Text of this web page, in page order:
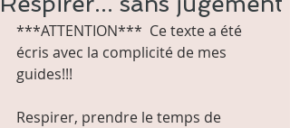
***ATTENTION***  Ce texte a été
écris avec la complicité de mes
guides!!!
Respirer, prendre le temps de